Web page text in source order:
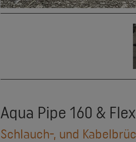
Aqua Pipe 160 &
Schlauch-, und